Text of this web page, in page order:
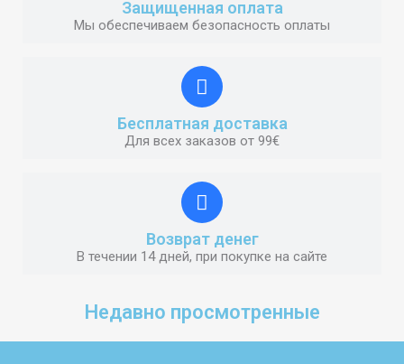
Защищенная оплата
Мы обеспечиваем безопасность оплаты
Бесплатная доставка
Для всех заказов от 99€
Возврат денег
В течении 14 дней, при покупке на сайте
Недавно просмотренные